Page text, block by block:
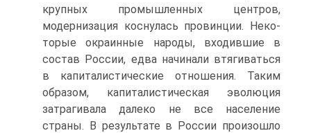
крупных промыш­ленных центров,
модернизация коснулась провинции. Неко­
торые окраинные народы, входившие в
состав России, едва начинали втягиваться
в капиталистические отношения. Таким
образом, капиталистическая эволюция
затрагивала далеко не все население
страны. В результате в России произошло